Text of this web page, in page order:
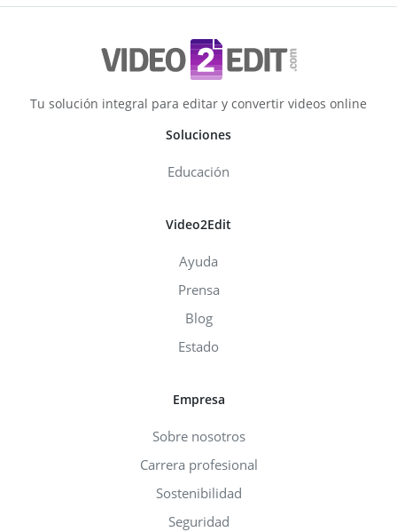
Tu solución integral para editar y convertir videos online
Soluciones
Educación
Video2Edit
Ayuda
Prensa
Blog
Estado
Empresa
Sobre nosotros
Carrera profesional
Sostenibilidad
Seguridad